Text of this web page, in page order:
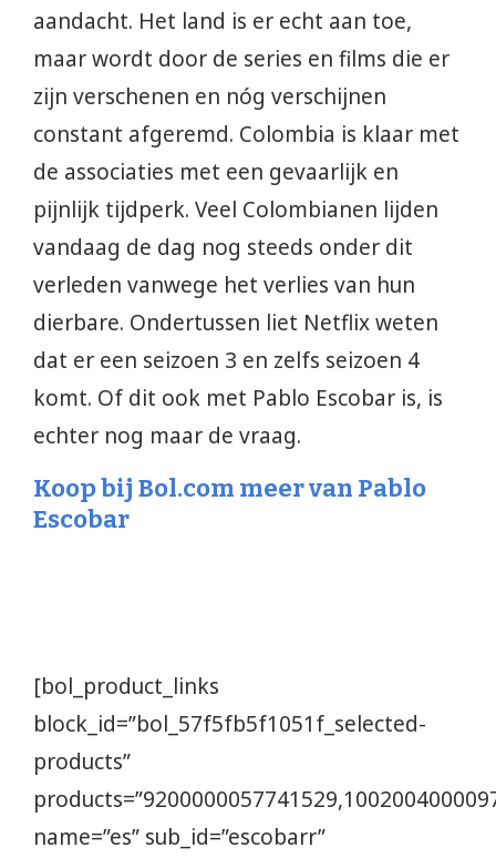
aandacht. Het land is er echt aan toe,
maar wordt door de series en films die er
zijn verschenen en nóg verschijnen
constant afgeremd. Colombia is klaar met
de associaties met een gevaarlijk en
pijnlijk tijdperk. Veel Colombianen lijden
vandaag de dag nog steeds onder dit
verleden vanwege het verlies van hun
dierbare. Ondertussen liet Netflix weten
dat er een seizoen 3 en zelfs seizoen 4
komt. Of dit ook met Pablo Escobar is, is
echter nog maar de vraag.
Koop bij Bol.com meer van Pablo
Escobar
[bol_product_links
block_id=”bol_57f5fb5f1051f_selected-
products”
name=”es” sub_id=”escobarr”